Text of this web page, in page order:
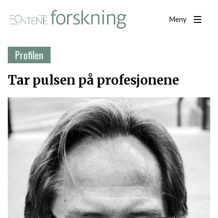
Meny
Profilen
Tar pulsen på profesjonene